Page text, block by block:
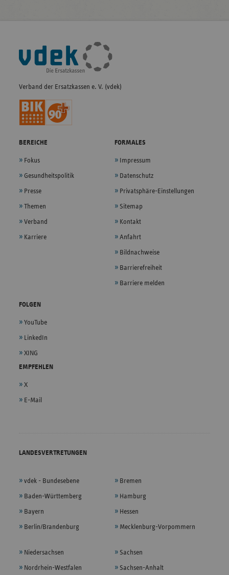
Fußleisten-
Navigation
Verband der Ersatzkassen e. V. (vdek)
BEREICHE
Fokus
Gesundheitspolitik
Presse
Themen
Verband
Karriere
FORMALES
Impressum
Datenschutz
Privatsphäre-Einstellungen
Sitemap
Kontakt
Anfahrt
Bildnachweise
Barrierefreiheit
Barriere melden
FOLGEN
YouTube
LinkedIn
XING
EMPFEHLEN
X
E-Mail
LANDESVERTRETUNGEN
vdek - Bundesebene
Baden-Württemberg
Bayern
Berlin/Brandenburg
Bremen
Hamburg
Hessen
Mecklenburg-Vorpommern
Niedersachsen
Nordrhein-Westfalen
Sachsen
Sachsen-Anhalt